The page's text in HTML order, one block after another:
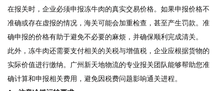
在报关时，企业必须申报冻牛肉的真实交易价格。如果申报价格不
准确或存在虚报的情况，海关可能会加重检查，甚至产生罚款。准
确申报的价格有助于避免不必要的麻烦，并确保顺利完成清关。
此外，冻牛肉还需要支付相关的关税与增值税，企业应根据货物的
实际价值进行缴纳。广州新天地物流的专业报关团队能够帮助您准
确计算和申报相关费用，避免因税费问题影响通关进程。